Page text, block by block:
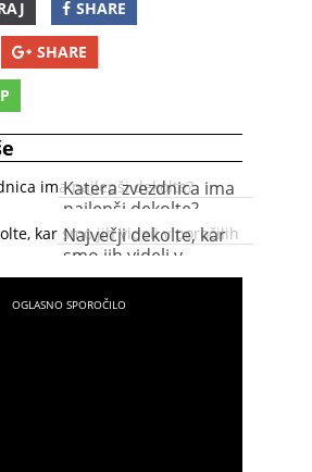
SHARE
SHARE
Katera zvezdnica ima
najlepši dekolte?
Največji dekolte, kar
smo jih videli v
poročilih